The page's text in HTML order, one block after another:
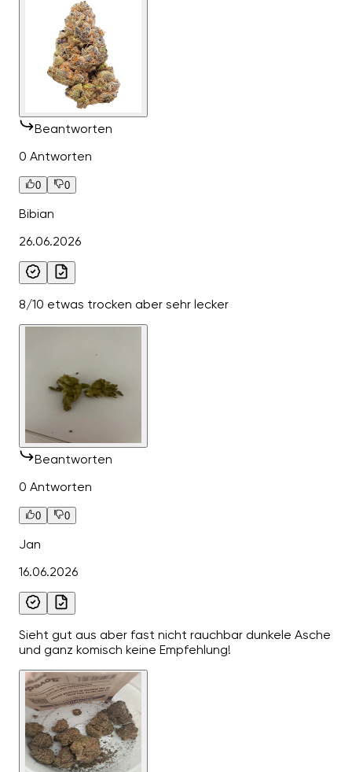
Beantworten
0 Antworten
0 0
Bibian
26.06.2026
8/10 etwas trocken aber sehr lecker
Beantworten
0 Antworten
0 0
Jan
16.06.2026
Sieht gut aus aber fast nicht rauchbar dunkele Asche
und ganz komisch keine Empfehlung!